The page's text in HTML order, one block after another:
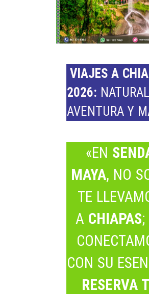
VIAJES A
2026:
AVENTURA Y
«EN
MAYA, NO
TE
A CHIAPAS;
CON SU
RESERVA